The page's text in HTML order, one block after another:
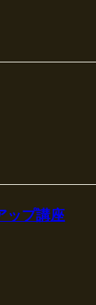
ップ講座